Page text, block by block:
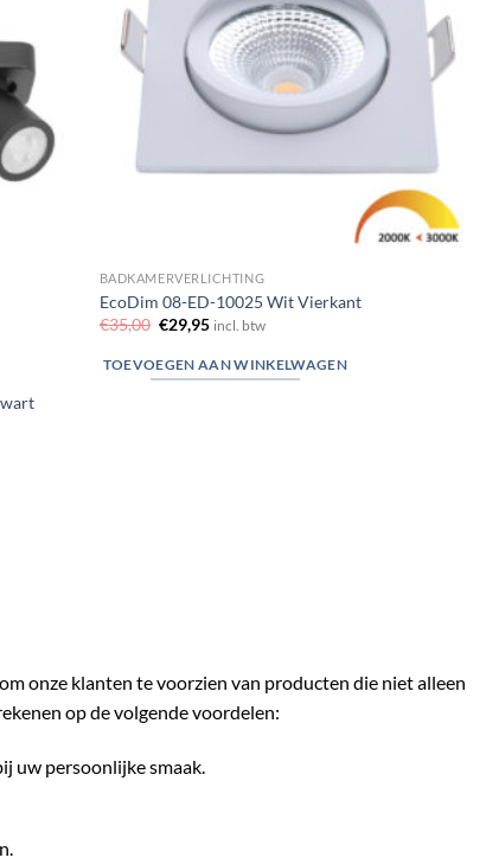
BADKAMERVERLICHTING
EcoDim 08-ED-10025 Wit Vierkant
€35,00 Oorspronkelijke
prijs
was:
€35,00.
€29,95Huidige
is:
€29,95.
incl. btw
TOEVOEGEN AAN WINKELWAGEN
onze klanten te voorzien van producten die niet alleen
op de volgende voordelen:
uw persoonlijke smaak.